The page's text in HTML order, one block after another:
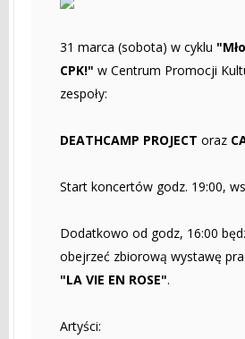
31 marca (sobota) w cyklu
CPK!" w Centrum Promocji
zespoły:
DEATHCAMP PROJECT oraz
Start koncertów godz. 19:00,
Dodatkowo od godz, 16:00
obejrzeć zbiorową wystawę
"LA VIE EN ROSE".
Artyści: